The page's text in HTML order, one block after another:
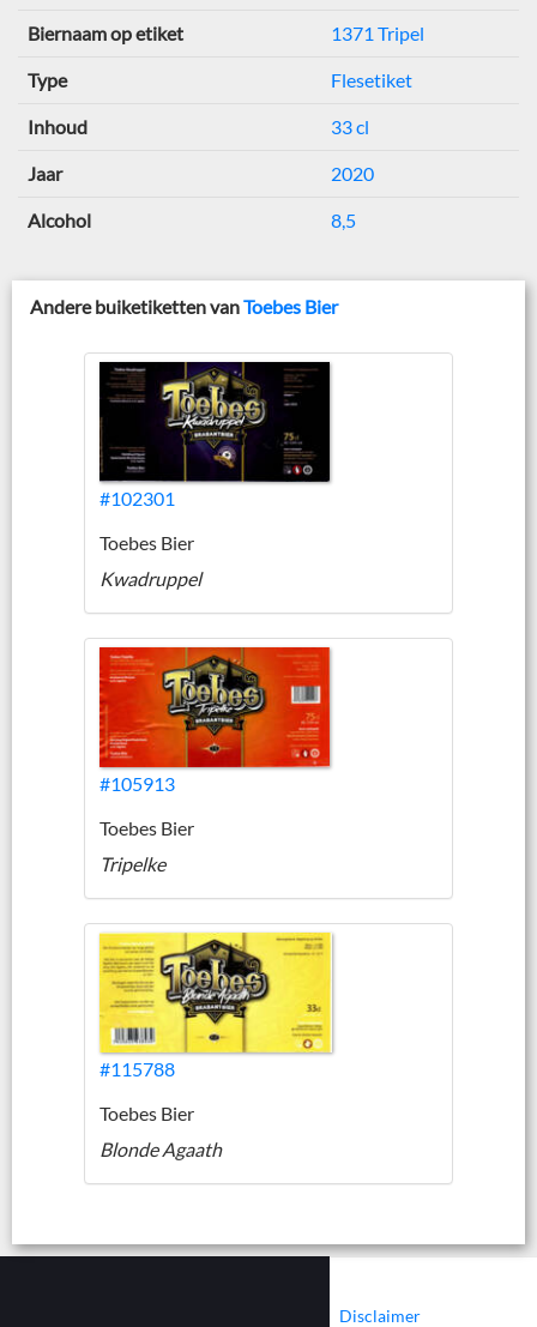
Biernaam op etiket 1371 Tripel
Type Flesetiket
Inhoud 33 cl
Jaar 2020
Alcohol 8,5
Andere buiketiketten vanToebes Bier
#102301
Toebes Bier
Kwadruppel
#105913
Toebes Bier
Tripelke
#115788
Toebes Bier
Blonde Agaath
Disclaimer